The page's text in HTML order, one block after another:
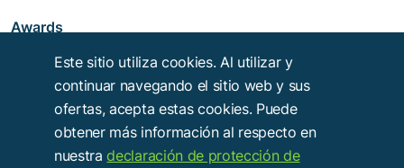
Awards
Este sitio utiliza cookies. Al utilizar y
continuar navegando el sitio web y sus
ofertas, acepta estas cookies. Puede
obtener más información al respecto en
nuestradeclaración de protección de